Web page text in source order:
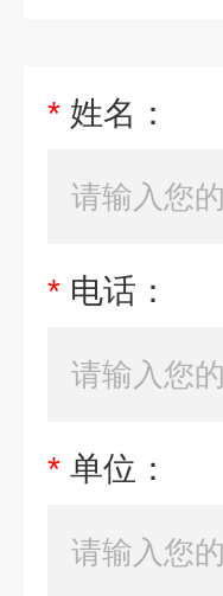
* 姓名：
* 电话：
* 单位：